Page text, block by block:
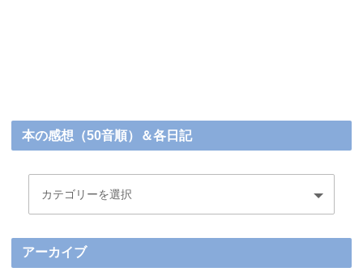
本の感想（50音順）＆各日記
アーカイブ